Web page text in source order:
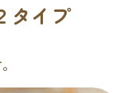
タイプ